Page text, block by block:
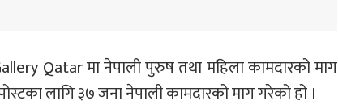
Qatar मा नेपाली पुरुष तथा महिला कामदारको माग
लागि ३७ जना नेपाली कामदारको माग गरेको हो ।